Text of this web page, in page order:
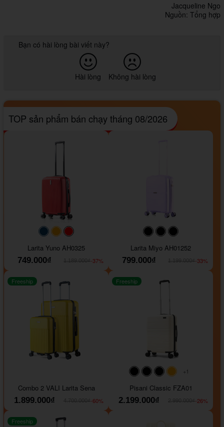
Jacqueline Ngo
Nguồn: Tổng hợp
Bạn có hài lòng bài viết này?
Hài lòng Không hài lòng
TOP sản phẩm bán chạy tháng 08/2026
#093f69#ffa500
Larita Yuno AH0325
749.000₫
-37%
#000000#000000
Larita Miyo AH01252
799.000₫
-33%
Freeship
Combo 2 VALI Larita Sena
1.899.000₫
-60%
#000000#000000
#000000
#ffa500
+1
Freeship
Pisani Classic FZA01
2.199.000₫
-26%
Freeship